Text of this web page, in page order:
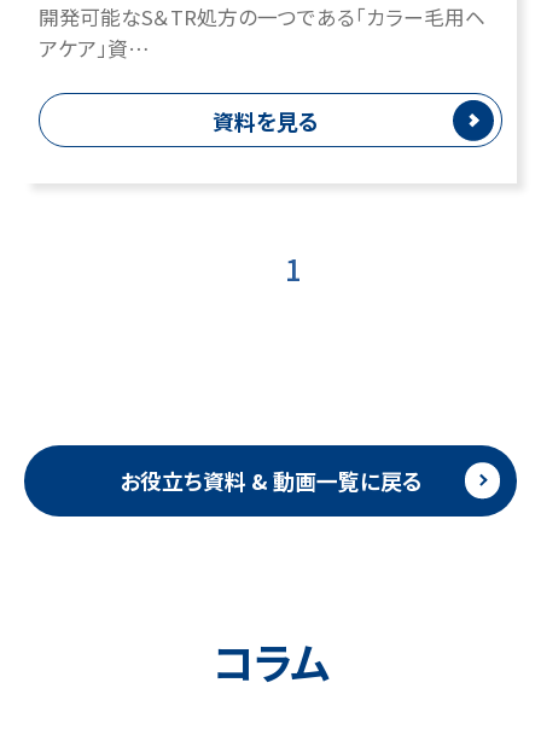
開発可能なS＆TR処方の一つである「カラー毛用ヘ
アケア」資…
資料を見る
1
お役立ち資料 & 動画一覧に戻る
コラム